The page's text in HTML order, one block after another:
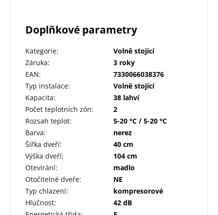
Doplňkové parametry
Kategorie:
Volně stojící
Záruka:
3 roky
EAN:
7330066038376
Typ instalace:
Volně stojící
Kapacita:
38 lahví
Počet teplotních zón:
2
Rozsah teplot:
5-20 °C / 5-20 °C
Barva:
nerez
Šířka dveří:
40 cm
Výška dveří:
104 cm
Otevírání:
madlo
Otočitelné dveře:
NE
Typ chlazení:
kompresorové
Hlučnost:
42 dB